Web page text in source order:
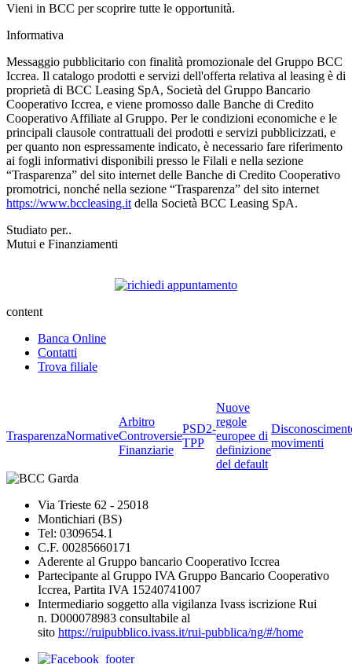
Vieni in BCC per scoprire tutte le opportunità.
Informativa
Messaggio pubblicitario con finalità promozionale del Gruppo BCC
Iccrea. Il catalogo prodotti e servizi dell'offerta relativa al leasing è di
proprietà di BCC Leasing SpA, Società del Gruppo Bancario
Cooperativo Iccrea, e viene promosso dalle Banche di Credito
Cooperativo Affiliate al Gruppo. Per le condizioni economiche e le
principali clausole contrattuali dei prodotti e servizi pubblicizzati, e
per quanto non espressamente indicato, è necessario fare riferimento
ai fogli informativi disponibili presso le Filali e nella sezione
“Trasparenza” del sito internet delle Banche di Credito Cooperativo
promotrici, nonché nella sezione “Trasparenza” del sito internet
https://www.bccleasing.it della Società BCC Leasing SpA.
Studiato per..
Mutui e Finanziamenti
content
Banca Online
Contatti
Trova filiale
TrasparenzaNormative
Arbitro
Controversie
Finanziarie
PSD2-
TPP
Nuove
regole
europee di
definizione
del default
movimenti
Via Trieste 62 - 25018
Montichiari (BS)
Tel: 0309654.1
C.F. 00285660171
Aderente al Gruppo bancario Cooperativo Iccrea
Partecipante al Gruppo IVA Gruppo Bancario Cooperativo
Iccrea, Partita IVA 15240741007
Intermediario soggetto alla vigilanza Ivass iscrizione Rui
n. D000078983 consultabile al
sito https://ruipubblico.ivass.it/rui-pubblica/ng/#/home